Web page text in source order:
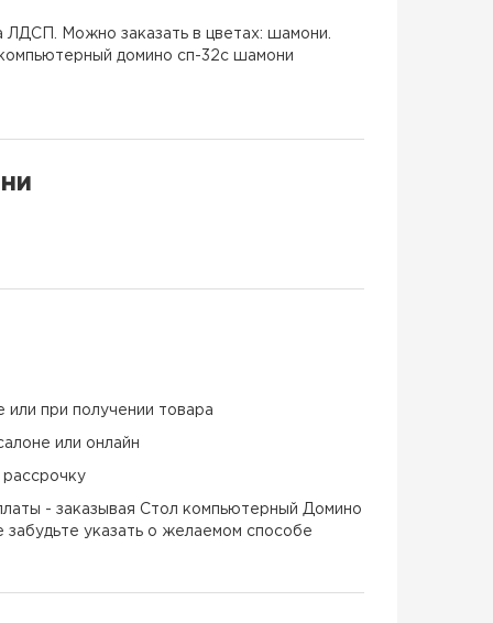
ЛДСП. Можно заказать в цветах: шамони.
домино сп-32с шамони
или при получении товара
или онлайн
- заказывая Стол компьютерный Домино
указать о желаемом способе